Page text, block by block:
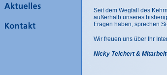
Seit dem Wegfall des
außerhalb unseres
Fragen haben, sprechen
Wir freuen uns über Ihr
Nicky Teichert &